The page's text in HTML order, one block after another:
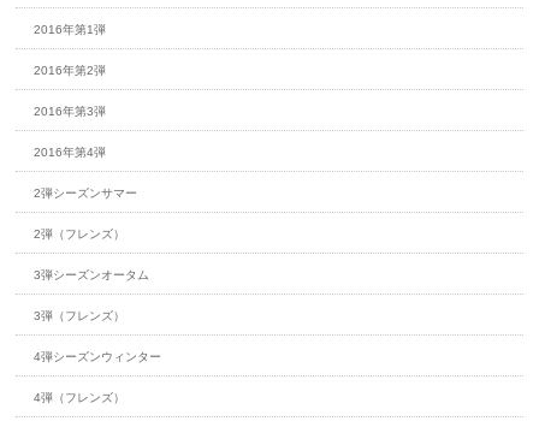
2016年第1弾
2016年第2弾
2016年第3弾
2016年第4弾
2弾シーズンサマー
2弾（フレンズ）
3弾シーズンオータム
3弾（フレンズ）
4弾シーズンウィンター
4弾（フレンズ）